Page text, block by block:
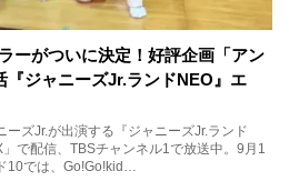
ーがついに決定！好評企画「アン
『ジャニーズJr.ランドNEO』エ
ズJr.が出演する『ジャニーズJr.ランド
で配信、TBSチャンネル1で放送中。9月1
10では、Go!Go!kid…